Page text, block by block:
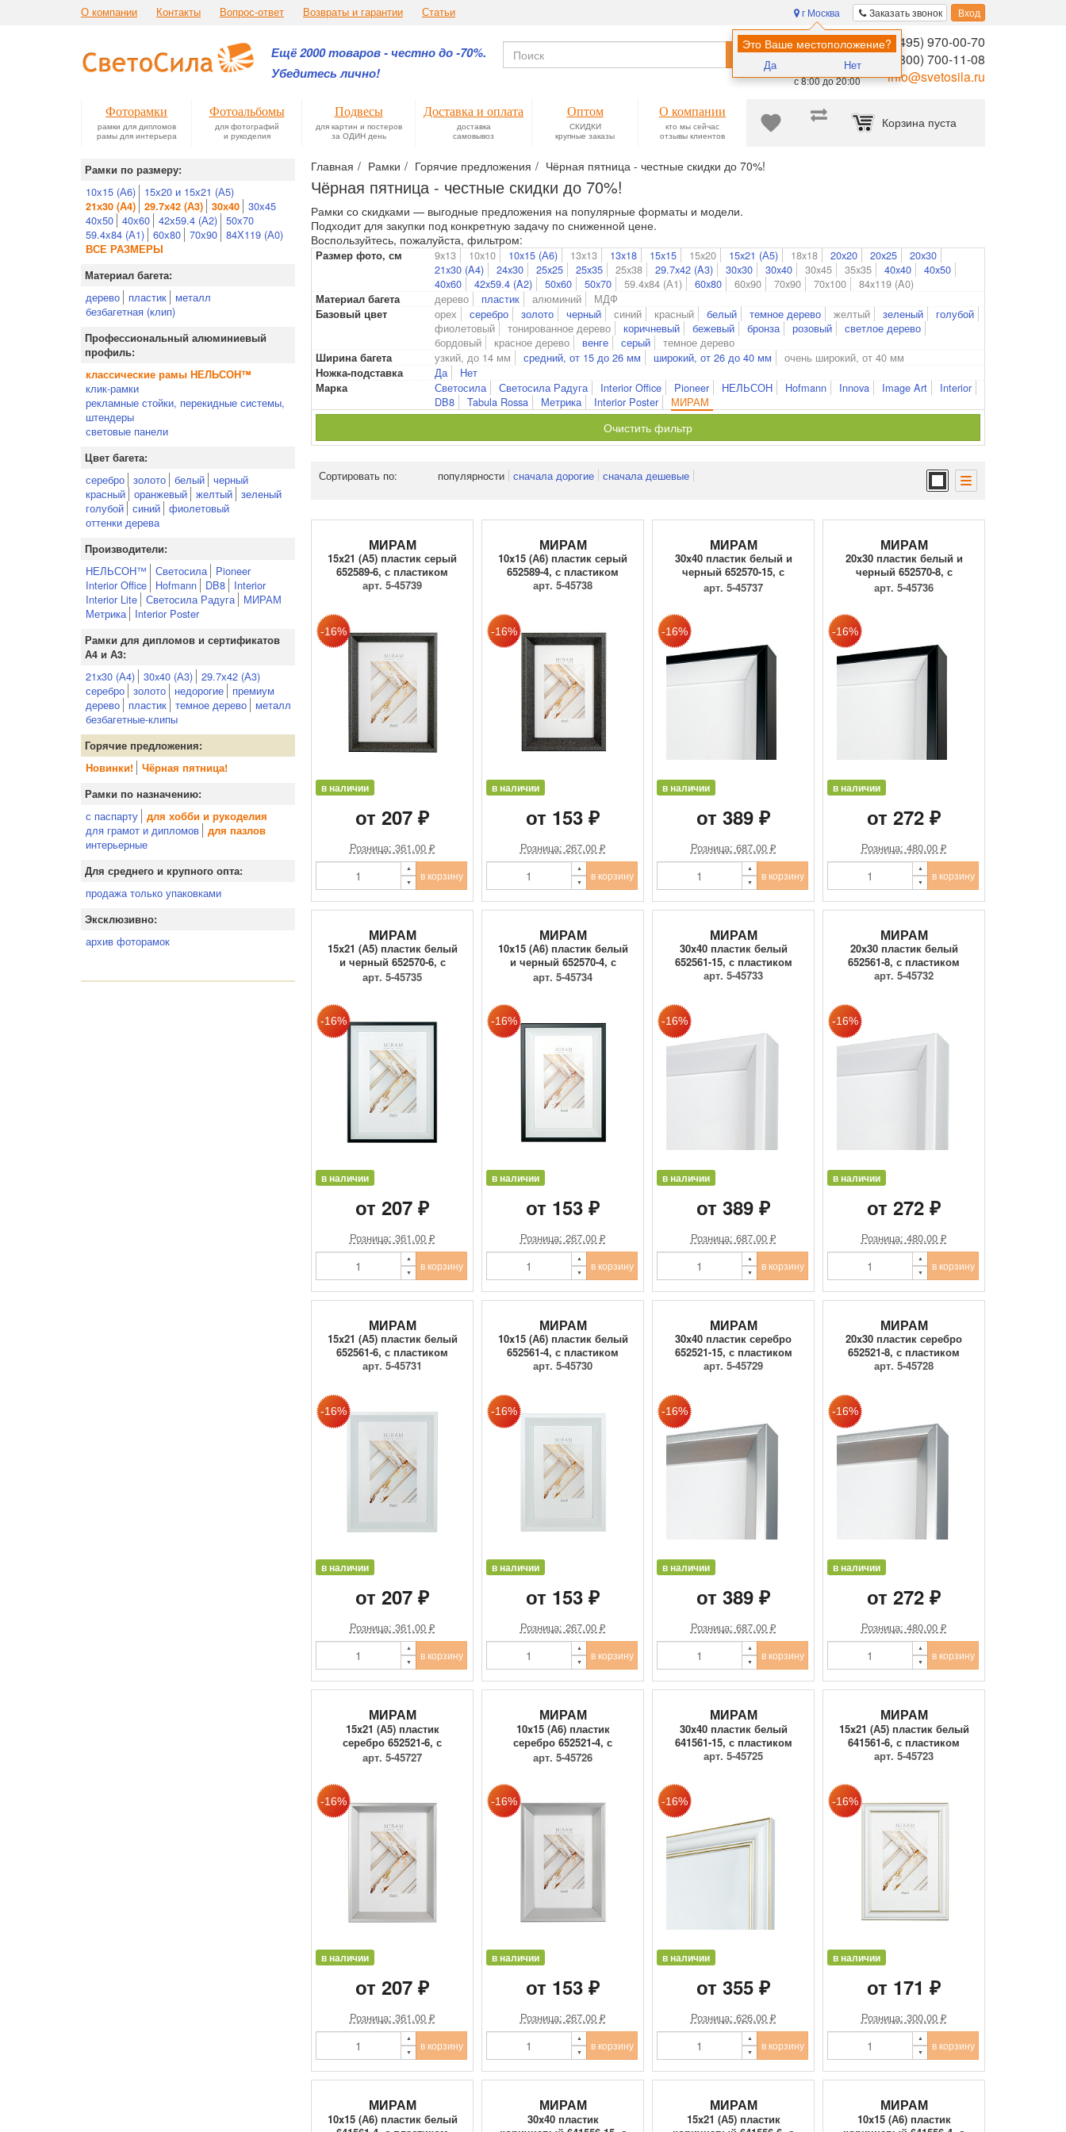
О компании Контакты Вопрос-ответ Возвраты и гарантии Статьи Заказать звонок Вход
г Москва
Это Ваше местоположение?
Да Нет
Ещё 2000 товаров - честно до -70%.
Убедитесь лично!
Помощь в
выборе:
Ежедневно,
с 8:00 до 20:00
8 (495) 970-00-70
8 (800) 700-11-08
info@svetosila.ru
Найти
Корзина пуста
Фоторамки
рамки для дипломов
рамы для интерьера
Фотоальбомы
для фотографий
и рукоделия
Подвесы
для картин и постеров
за ОДИН день
Доставка и оплата
доставка
самовывоз
Оптом
СКИДКИ
крупные заказы
О компании
кто мы сейчас
отзывы клиентов
Главная Рамки Горячие предложения Чёрная пятница - честные скидки до 70%!
Чёрная пятница - честные скидки до 70%!
Рамки по размеру:
10х15 (А6) 15х20 и 15х21 (А5)
21х30 (А4) 29.7х42 (А3) 30х40
30х45
40х50 40х60 42х59.4 (А2) 50х70
59.4х84 (А1) 60х80 70х90 84Х119 (А0)
ВСЕ РАЗМЕРЫ
Материал багета:
дерево пластик
металл
безбагетная (клип)
Профессиональный алюминиевый
профиль:
классические рамы НЕЛЬСОН™
клик-рамки
рекламные стойки, перекидные системы,
штендеры
световые панели
Цвет багета:
серебро золото белый черный
красный оранжевый желтый зеленый
голубой синий фиолетовый
оттенки дерева
Производители:
НЕЛЬСОН™ Светосила
Pioneer
Interior Office
Hofmann DB8
Interior
Interior Lite Светосила Радуга
МИРАМ
Метрика
Interior Poster
Рамки для дипломов и сертификатов
А4 и А3:
21x30 (А4) 30x40 (А3) 29.7х42 (А3)
серебро золото недорогие
премиум
дерево
пластик темное дерево
металл
безбагетные-клипы
Горячие предложения:
Новинки!
Чёрная пятница!
Рамки по назначению:
с паспарту для хобби и рукоделия
для грамот и дипломов для пазлов
интерьерные
Для среднего и крупного опта:
продажа только упаковками
Эксклюзивно:
архив фоторамок
Рамки со скидками — выгодные предложения на популярные форматы и модели.
Подходит для закупки под конкретную задачу по сниженной цене.
Воспользуйтесь, пожалуйста, фильтром:
Размер фото, см 9x13 10x10 10x15 (А6) 13x13 13x18 15x15 15x20 15x21 (А5) 18x18 20x20 20x25
20x30
21x30 (A4)
24x30 25x25 25x35 25x38 29.7x42 (A3) 30x30 30x40 30x45 35x35 40x40
40x50
40x60
42x59.4 (A2) 50x60 50x70 59.4x84 (А1) 60x80 60x90 70x90 70x100 84x119 (A0)
Материал багета дерево пластик алюминий МДФ
Базовый цвет орех серебро золото черный синий красный белый темное дерево желтый зеленый
голубой
фиолетовый
тонированное дерево коричневый бежевый бронза розовый
светлое дерево
бордовый
красное дерево венге серый темное дерево
Ширина багета узкий, до 14 мм средний, от 15 до 26 мм широкий, от 26 до 40 мм очень широкий, от 40 мм
Ножка-подставка Да Нет
Марка Светосила Светосила Радуга Interior Office Pioneer НЕЛЬСОН Hofmann Innova Image Art
Interior
DB8
Tabula Rossa Метрика Interior Poster МИРАМ
Очистить фильтр
Сортировать по: популярности сначала дорогие сначала дешевые
МИРАМ
15x21 (А5) пластик серый
652589-6, с пластиком
арт. 5-45739
в наличии
от 207 ₽
Розница: 361.00 ₽
в корзину
МИРАМ
10x15 (А6) пластик серый
652589-4, с пластиком
арт. 5-45738
в наличии
от 153 ₽
Розница: 267.00 ₽
в корзину
МИРАМ
30x40 пластик белый и
черный 652570-15, с
пласти...
арт. 5-45737
в наличии
от 389 ₽
Розница: 687.00 ₽
в корзину
МИРАМ
20x30 пластик белый и
черный 652570-8, с
пластик...
арт. 5-45736
в наличии
от 272 ₽
Розница: 480.00 ₽
в корзину
МИРАМ
15x21 (А5) пластик белый
и черный 652570-6, с
пл...
арт. 5-45735
в наличии
от 207 ₽
Розница: 361.00 ₽
в корзину
МИРАМ
10x15 (А6) пластик белый
и черный 652570-4, с
пл...
арт. 5-45734
в наличии
от 153 ₽
Розница: 267.00 ₽
в корзину
МИРАМ
30x40 пластик белый
652561-15, с пластиком
арт. 5-45733
в наличии
от 389 ₽
Розница: 687.00 ₽
в корзину
МИРАМ
20x30 пластик белый
652561-8, с пластиком
арт. 5-45732
в наличии
от 272 ₽
Розница: 480.00 ₽
в корзину
МИРАМ
15x21 (А5) пластик белый
652561-6, с пластиком
арт. 5-45731
в наличии
от 207 ₽
Розница: 361.00 ₽
в корзину
МИРАМ
10x15 (А6) пластик белый
652561-4, с пластиком
арт. 5-45730
в наличии
от 153 ₽
Розница: 267.00 ₽
в корзину
МИРАМ
30x40 пластик серебро
652521-15, с пластиком
арт. 5-45729
в наличии
от 389 ₽
Розница: 687.00 ₽
в корзину
МИРАМ
20x30 пластик серебро
652521-8, с пластиком
арт. 5-45728
в наличии
от 272 ₽
Розница: 480.00 ₽
в корзину
МИРАМ
15x21 (А5) пластик
серебро 652521-6, с
пластиком
арт. 5-45727
в наличии
от 207 ₽
Розница: 361.00 ₽
в корзину
МИРАМ
10x15 (А6) пластик
серебро 652521-4, с
пластиком
арт. 5-45726
в наличии
от 153 ₽
Розница: 267.00 ₽
в корзину
МИРАМ
30x40 пластик белый
641561-15, с пластиком
арт. 5-45725
в наличии
от 355 ₽
Розница: 626.00 ₽
в корзину
МИРАМ
15x21 (А5) пластик белый
641561-6, с пластиком
арт. 5-45723
в наличии
от 171 ₽
Розница: 300.00 ₽
в корзину
МИРАМ
10x15 (А6) пластик белый
МИРАМ
30x40 пластик
МИРАМ
15x21 (А5) пластик
МИРАМ
10x15 (А6) пластик